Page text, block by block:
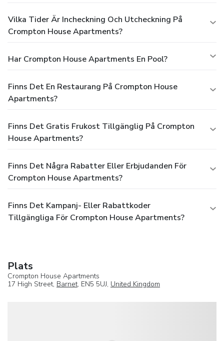
Vilka Tider Är Incheckning Och Utcheckning På
Crompton House Apartments?
Har Crompton House Apartments En Pool?
Finns Det En Restaurang På Crompton House
Apartments?
Finns Det Gratis Frukost Tillgänglig På Crompton
House Apartments?
Finns Det Några Rabatter Eller Erbjudanden För
Crompton House Apartments?
Finns Det Kampanj- Eller Rabattkoder
Tillgängliga För Crompton House Apartments?
Plats
Crompton House Apartments
17 High Street, Barnet, EN5 5UJ, United Kingdom